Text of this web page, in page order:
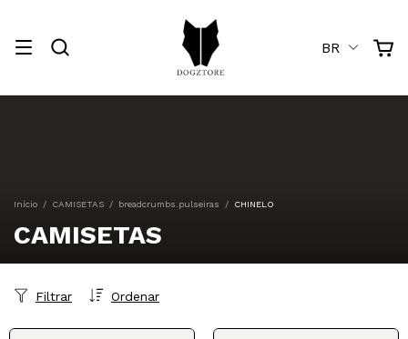
BR
Início / CAMISETAS / breadcrumbs.pulseiras / CHINELO
CAMISETAS
Ordenar
Filtrar